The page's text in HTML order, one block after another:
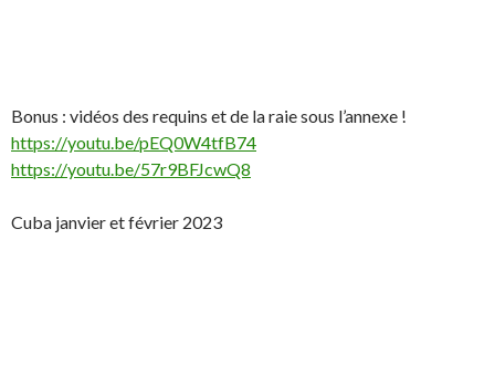
Bonus : vidéos des requins et de la raie sous l’annexe !
https://youtu.be/pEQ0W4tfB74
https://youtu.be/57r9BFJcwQ8
Cuba janvier et février 2023